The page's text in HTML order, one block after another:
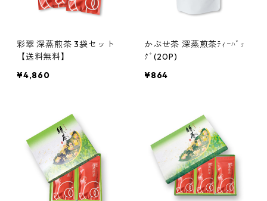
彩翠 深蒸煎茶 3袋セット
【送料無料】
¥4,860
かぶせ茶 深蒸煎茶ﾃｨｰﾊﾞｯ
ｸﾞ(20P)
¥864